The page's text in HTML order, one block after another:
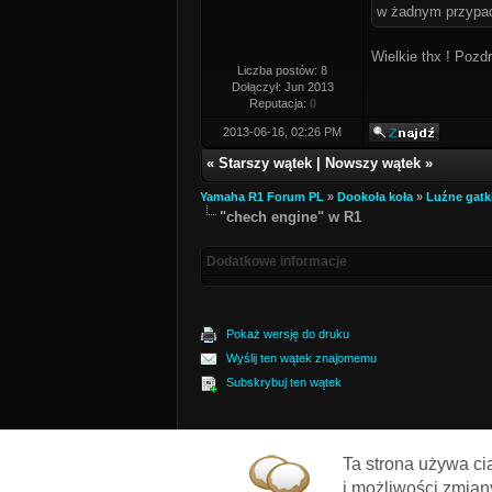
Liczba postów: 8
Dołączył: Jun 2013
Reputacja: 0
w żadnym
Wielkie thx !
2013-06-16, 02:26 PM
« Starszy wątek Nowszy wątek »
Yamaha R1 Forum PL » Dookoła koła » Luźne
"chech engine" w R1
Dodatkowe informacje
Pokaż wersję do druku
Wyślij ten wątek znajomemu
Subskrybuj ten wątek
Ta strona używa
i możliwości